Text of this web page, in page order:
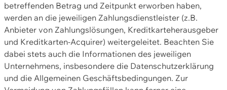
betreffenden Betrag und Zeitpunkt erworben haben,
werden an die jeweiligen Zahlungsdienstleister (z.B.
Anbieter von Zahlungslösungen, Kreditkarteherausgeber
und Kreditkarten-Acquirer) weitergeleitet. Beachten Sie
dabei stets auch die Informationen des jeweiligen
Unternehmens, insbesondere die Datenschutzerklärung
und die Allgemeinen Geschäftsbedingungen. Zur